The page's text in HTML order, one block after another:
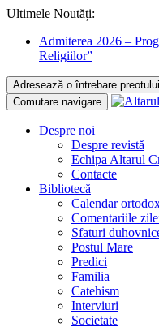
Ultimele Noutăți:
Admiterea 2026 –
Religiilor”
Adresează o întrebare preotului
Comutare navigare
Despre noi
Despre revistă
Echipa Altarul
Contacte
Bibliotecă
Calendar
Comentariile
Sfaturi
Postul Mare
Predici
Familia
Catehism
Interviuri
Societate